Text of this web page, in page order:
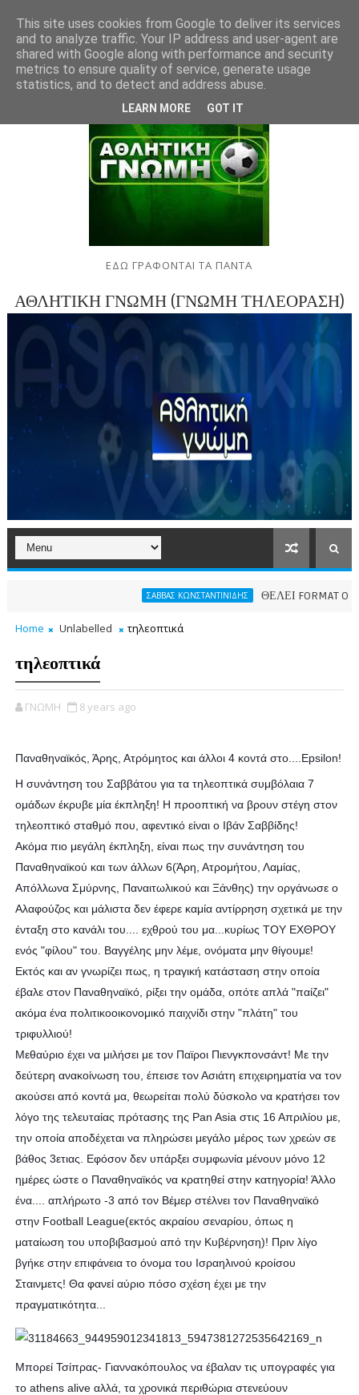
ΕΔΩ ΓΡΑΦΟΝΤΑΙ ΤΑ ΠΑΝΤΑ
ΑΘΛΗΤΙΚΗ ΓΝΩΜΗ (ΓΝΩΜΗ ΤΗΛΕΟΡΑΣΗ)
ΣΑΒΒΑΣ ΚΩΝΣΤΑΝΤΙΝΙΔΗΣ ΘΕΛΕΙ FORMAT O ΑΡΗΣ
Home Unlabelled τηλεοπτικά
τηλεοπτικά
ΓΝΩΜΗ 8 years ago
Παναθηναϊκός, Άρης, Ατρόμητος και άλλοι 4 κοντά στο....Epsilon!
Η συνάντηση του Σαββάτου για τα τηλεοπτικά συμβόλαια 7
ομάδων έκρυβε μία έκπληξη! Η προοπτική να βρουν στέγη στον
τηλεοπτικό σταθμό που, αφεντικό είναι ο Ιβάν Σαββίδης!
Ακόμα πιο μεγάλη έκπληξη, είναι πως την συνάντηση του
Παναθηναϊκού και των άλλων 6(Άρη, Ατρομήτου, Λαμίας,
Απόλλωνα Σμύρνης, Παναιτωλικού και Ξάνθης) την οργάνωσε ο
Αλαφούζος και μάλιστα δεν έφερε καμία αντίρρηση σχετικά με την
ένταξη στο κανάλιτου.... εχθρού του μα...κυρίως ΤΟΥ ΕΧΘΡΟΥ
ενός "φίλου" του. Βαγγέλης μην λέμε, ονόματα μην θίγουμε!
Εκτός και αν γνωρίζει πως, η τραγική κατάσταση στην οποία
έβαλε στον Παναθηναϊκό, ρίξει την ομάδα, οπότε απλά "παίζει"
ακόμα ένα πολιτικοοικονομικό παιχνίδι στην "πλάτη" του
τριφυλλιού!
Μεθαύριο έχει να μιλήσει με τον Παϊροι Πιενγκπονσάντ! Με την
δεύτερη ανακοίνωση του, έπεισε τον Ασιάτη επιχειρηματία να τον
ακούσει από κοντά μα, θεωρείται πολύ δύσκολο να κρατήσει τον
λόγο της τελευταίας πρότασης της Pan Asia στις 16 Απριλίου με,
την οποία αποδέχεται να πληρώσει μεγάλο μέρος των χρεών σε
βάθος 3ετιας. Εφόσον δεν υπάρξει συμφωνία μένουν μόνο 12
ημέρες ώστε ο Παναθηναϊκός να κρατηθεί στην κατηγορία! Άλλο
ένα.... απλήρωτο -3 από τον Βέμερ στέλνει τον Παναθηναϊκό
στην Football League(εκτός ακραίου σεναρίου, όπως η
ματαίωση του υποβιβασμού από την Κυβέρνηση)! Πριν λίγο
βγήκε στην επιφάνεια το όνομα του Ισραηλινού κροίσου
Σταινμετς! Θα φανεί αύριο πόσο σχέση έχει με την
πραγματικότητα...
Μπορεί Τσίπρας- Γιαννακόπουλος να έβαλαν τις υπογραφές για
το athens alive αλλά, τα χρονικά περιθώρια στενεύουν
This site uses cookies from Google to deliver its services
and to analyze traffic. Your IP address and user-agent are
shared with Google along with performance and security
metrics to ensure quality of service, generate usage
statistics, and to detect and address abuse.
LEARN MORE GOT IT